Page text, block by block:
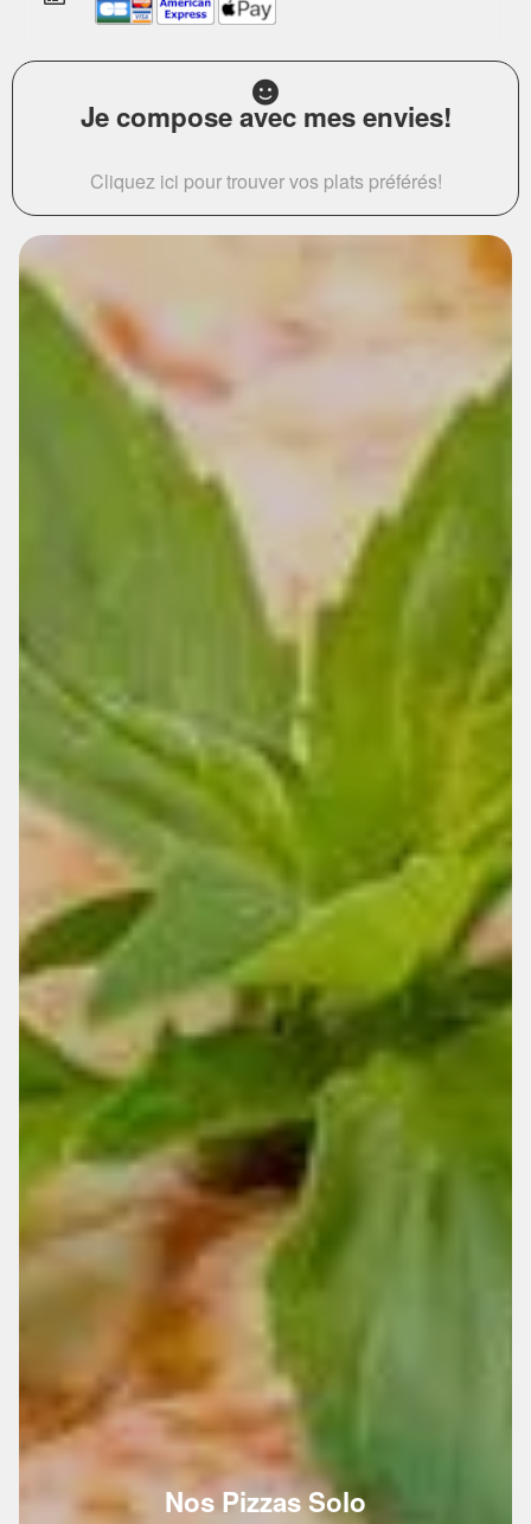
Je compose avec mes envies!
Cliquez ici pour trouver vos plats préférés!
Nos Pizzas Solo